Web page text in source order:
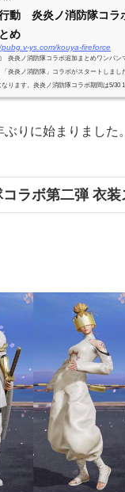
動 炎炎ノ消防隊コラ
め
ys.com/kouya-fireforce
炎炎ノ消防隊コラボ追加まとめワンパン
「炎炎ノ消防隊」コラボがスタートしまし
なります。炎炎ノ消防隊コラボ期間は5/30
防隊コラボ 衣装スキ...
りに始まりました。
ラボ第二弾 衣装